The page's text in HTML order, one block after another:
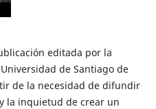
editada por la
de Santiago de
de la necesidad de difundir
la inquietud de crear un